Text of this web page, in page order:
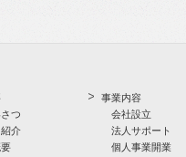
つ
介
事業内容
会社設立
法人サポート
個人事業開業